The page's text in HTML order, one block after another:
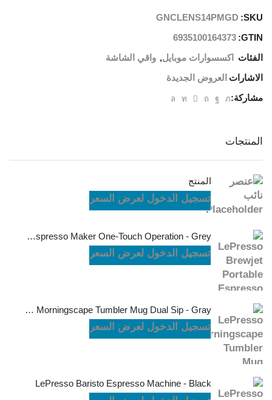
SKU:
GNCLENS14PMGD
GTIN:
6935100164373
الفئات اكسسوارات موبايل, واقي الشاشة
الاشارات العروض الجديدة
مشاركة:
المنتجات
المنتج
تسجيل الدخول لعرض السعر
LePresso Brewjet Portable Espresso Maker One-Touch Operation - Grey
تسجيل الدخول لعرض السعر
LePresso Morningscape Tumbler Mug Dual Sip - Gray
تسجيل الدخول لعرض السعر
LePresso Baristo Espresso Machine - Black